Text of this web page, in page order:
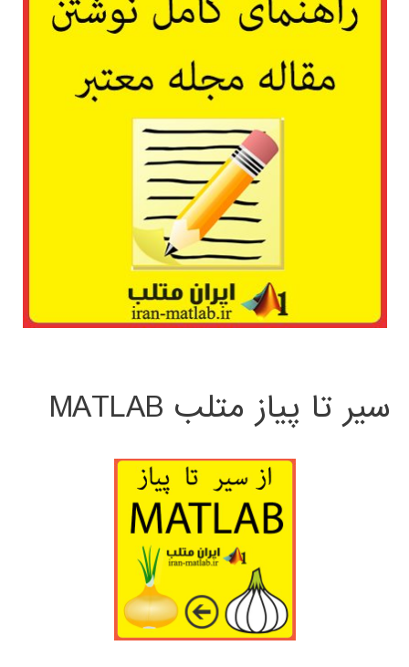
سیر تا پیاز متلب MATLAB